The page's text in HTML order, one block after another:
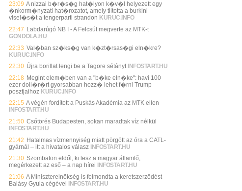
23:09 A nizzai b�r�s�g hat�lyon k�v�l helyezett egy
�nkorm�nyzati hat�rozatot, amely tiltotta a burkini
visel�s�t a tengerparti strandon KURUC.INFO
22:47 Labdarúgó NB I - A Felcsút megverte az MTK-t
GONDOLA.HU
22:33 Val�ban sz�ks�g van k�zt�rsas�gi eln�kre?
KURUC.INFO
22:30 Újra borillat lengi be a Tagore sétányt INFOSTART.HU
22:18 Megint elem�ben van a "b�ke eln�ke": havi 100
ezer doll�r�rt gyorsabban hozz� lehet f�rni Trump
posztjaihoz KURUC.INFO
22:15 A végén fordított a Puskás Akadémia az MTK ellen
INFOSTART.HU
21:50 Csőtörés Budapesten, sokan maradtak víz nélkül
INFOSTART.HU
21:42 Hatalmas vízmennyiség miatt pörgött az óra a CATL-
gyárnál – itt a hivatalos válasz INFOSTART.HU
21:30 Szombaton eldől, ki lesz a magyar államfő,
megérkezett az eső – a nap hírei
INFOSTART.HU
21:06 A Miniszterelnökség is felmondta a keretszerződést
Balásy Gyula cégével INFOSTART.HU